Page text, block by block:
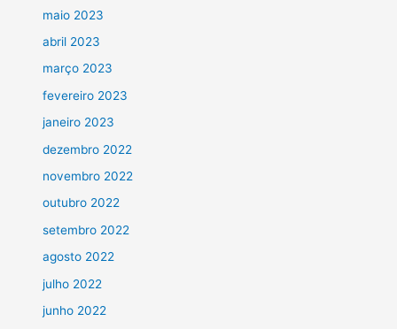
maio 2023
abril 2023
março 2023
fevereiro 2023
janeiro 2023
dezembro 2022
novembro 2022
outubro 2022
setembro 2022
agosto 2022
julho 2022
junho 2022